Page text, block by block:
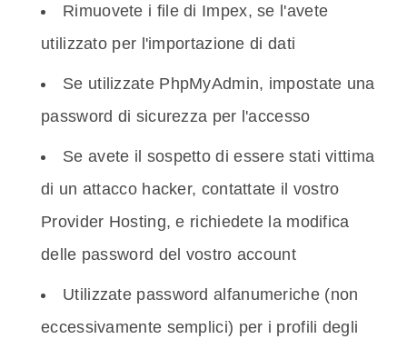
Rimuovete i file di Impex, se l'avete
utilizzato per l'importazione di dati
Se utilizzate PhpMyAdmin, impostate una
password di sicurezza per l'accesso
Se avete il sospetto di essere stati vittima
di un attacco hacker, contattate il vostro
Provider Hosting, e richiedete la modifica
delle password del vostro account
Utilizzate password alfanumeriche (non
eccessivamente semplici) per i profili degli